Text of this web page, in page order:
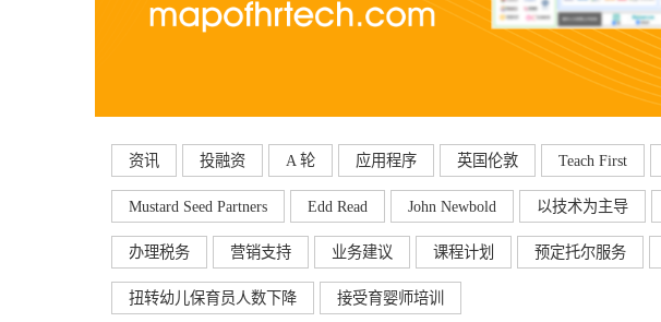
资讯 投融资 A 轮 应用程序 英国伦敦 Teach First
Mustard Seed Partners Edd Read John Newbold 以技术为主导
办理税务 营销支持 业务建议 课程计划 预定托尔服务
扭转幼儿保育员人数下降 接受育婴师培训